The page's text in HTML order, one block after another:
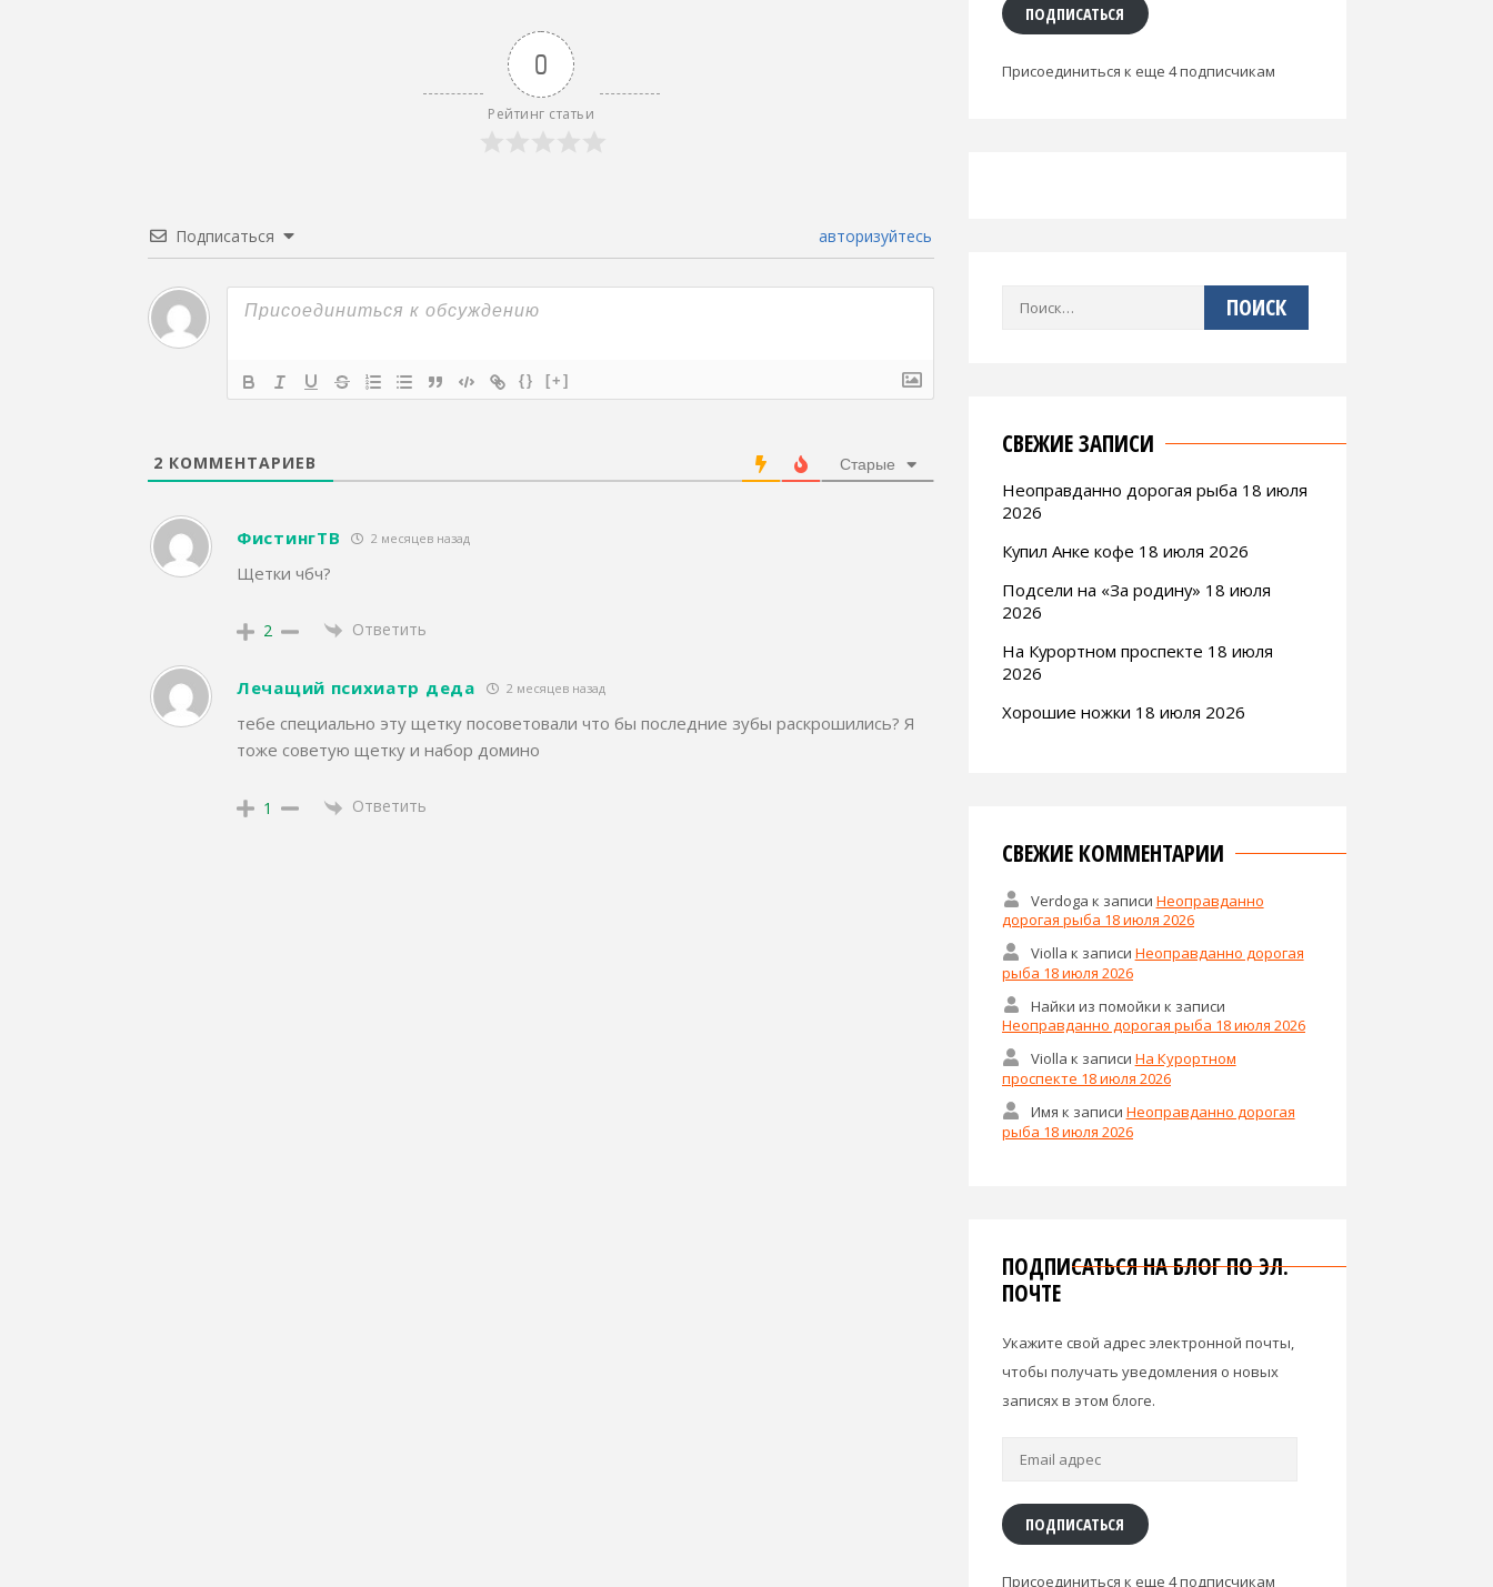
0
Рейтинг статьи
Подписаться авторизуйтесь
{} [+]
2 КОММЕНТАРИЕВ Старые
ФистингТВ 2 месяцев назад
Щетки чбч?
2 Ответить
Лечащий психиатр деда 2 месяцев назад
тебе специально эту щетку посоветовали что бы последние зубы раскрошились? Я
тоже советую щетку и набор домино
1 Ответить
ПОДПИСАТЬСЯ
Присоединиться к еще 4 подписчикам
СВЕЖИЕ ЗАПИСИ
Неоправданно дорогая рыба 18 июля
2026
Купил Анке кофе 18 июля 2026
Подсели на «За родину» 18 июля
2026
На Курортном проспекте 18 июля
2026
Хорошие ножки 18 июля 2026
СВЕЖИЕ КОММЕНТАРИИ
Verdoga к записи Неоправданно
дорогая рыба 18 июля 2026
Violla к записи Неоправданно дорогая
рыба 18 июля 2026
Найки из помойки к записи
Неоправданно дорогая рыба 18 июля 2026
Violla к записи На Курортном
проспекте 18 июля 2026
Имя к записи Неоправданно дорогая
рыба 18 июля 2026
ПОДПИСАТЬСЯ НА БЛОГ ПО ЭЛ.
ПОЧТЕ
Укажите свой адрес электронной почты,
чтобы получать уведомления о новых
записях в этом блоге.
ПОДПИСАТЬСЯ
Присоединиться к еще 4 подписчикам